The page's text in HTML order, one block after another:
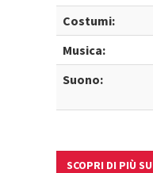
Costumi:
Musica:
Suono:
SCOPRI DI PIÙ